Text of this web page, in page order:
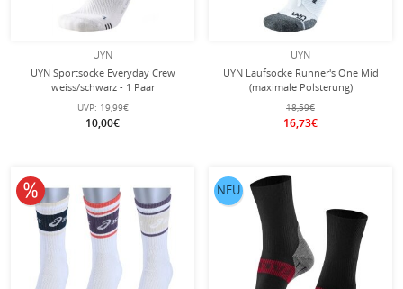
UYN
UYN Sportsocke Everyday Crew
weiss/schwarz - 1 Paar
UVP: 19,99€
10,00€
UYN
UYN Laufsocke Runner's One Mid
(maximale Polsterung)
weiss/schwarz - 1 Paar
18,59€
16,73€
10% reduziert NEU